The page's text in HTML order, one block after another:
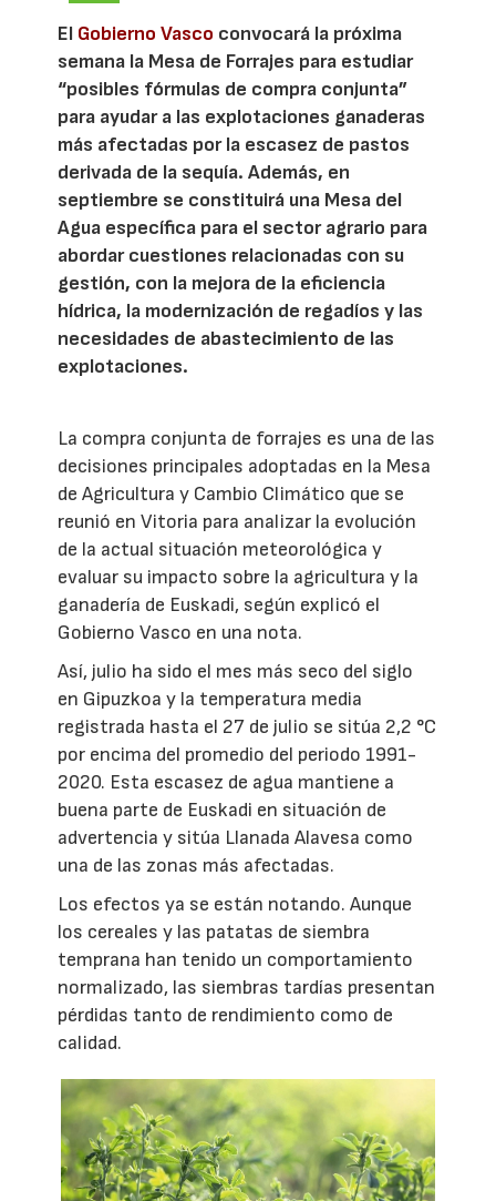
El Gobierno Vasco convocará la próxima
semana la Mesa de Forrajes para estudiar
“posibles fórmulas de compra conjunta”
para ayudar a las explotaciones ganaderas
más afectadas por la escasez de pastos
derivada de la sequía. Además, en
septiembre se constituirá una Mesa del
Agua específica para el sector agrario para
abordar cuestiones relacionadas con su
gestión, con la mejora de la eficiencia
hídrica, la modernización de regadíos y las
necesidades de abastecimiento de las
explotaciones.
La compra conjunta de forrajes es una de las
decisiones principales adoptadas en la Mesa
de Agricultura y Cambio Climático que se
reunió en Vitoria para analizar la evolución
de la actual situación meteorológica y
evaluar su impacto sobre la agricultura y la
ganadería de Euskadi, según explicó el
Gobierno Vasco en una nota.
Así, julio ha sido el mes más seco del siglo
en Gipuzkoa y la temperatura media
registrada hasta el 27 de julio se sitúa 2,2 °C
por encima del promedio del periodo 1991-
2020. Esta escasez de agua mantiene a
buena parte de Euskadi en situación de
advertencia y sitúa Llanada Alavesa como
una de las zonas más afectadas.
Los efectos ya se están notando. Aunque
los cereales y las patatas de siembra
temprana han tenido un comportamiento
normalizado, las siembras tardías presentan
pérdidas tanto de rendimiento como de
calidad.